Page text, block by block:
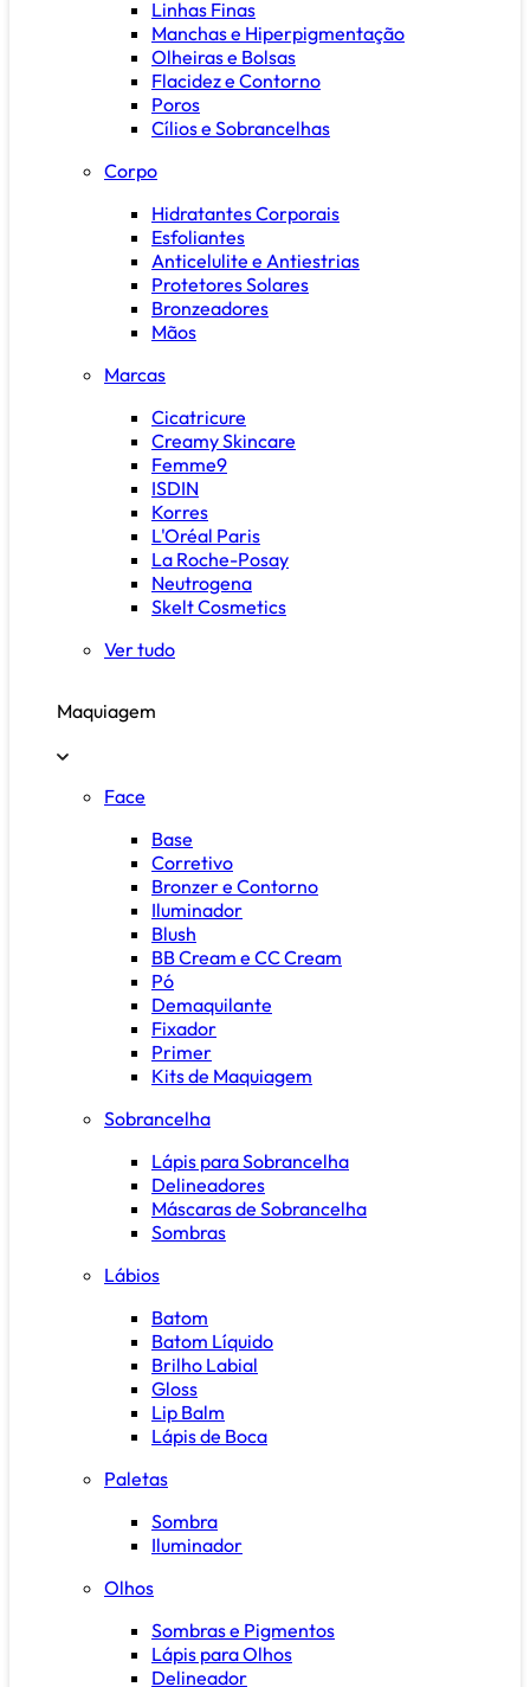
Linhas Finas
Manchas e Hiperpigmentação
Olheiras e Bolsas
Flacidez e Contorno
Poros
Cílios e Sobrancelhas
Corpo
Hidratantes Corporais
Esfoliantes
Anticelulite e Antiestrias
Protetores Solares
Bronzeadores
Mãos
Marcas
Cicatricure
Creamy Skincare
Femme9
ISDIN
Korres
L'Oréal Paris
La Roche-Posay
Neutrogena
Skelt Cosmetics
Ver tudo
Maquiagem
Face
Base
Corretivo
Bronzer e Contorno
Iluminador
Blush
BB Cream e CC Cream
Pó
Demaquilante
Fixador
Primer
Kits de Maquiagem
Sobrancelha
Lápis para Sobrancelha
Delineadores
Máscaras de Sobrancelha
Sombras
Lábios
Batom
Batom Líquido
Brilho Labial
Gloss
Lip Balm
Lápis de Boca
Paletas
Sombra
Iluminador
Olhos
Sombras e Pigmentos
Lápis para Olhos
Delineador